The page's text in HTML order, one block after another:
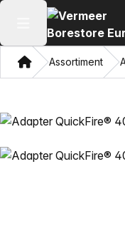
Hoofdmenu openen
ThuisAssortiment